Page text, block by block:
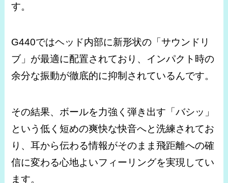
す。
G440ではヘッド内部に新形状の「サウンドリ
ブ」が最適に配置されており、インパクト時の
余分な振動が徹底的に抑制されているんです。
その結果、ボールを力強く弾き出す「バシッ」
という低く短めの爽快な快音へと洗練されてお
り、耳から伝わる情報がそのまま飛距離への確
信に変わる心地よいフィーリングを実現してい
ます。